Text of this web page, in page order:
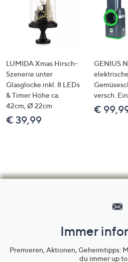
LUMIDA Xmas Hirsch-
Szenerie unter
Glasglocke inkl. 8 LEDs
& Timer Höhe ca.
42cm, Ø 22cm
€ 39,99
GENIUS
versch.
€
Immer
Premieren, Aktionen, Geheimtipps:
du immer up